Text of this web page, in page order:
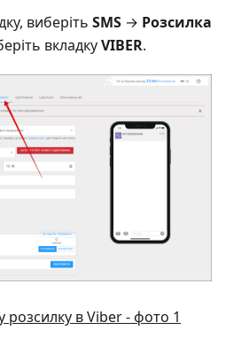
виберіть SMS → Розсилка
вкладкуVIBER.
розсилку в Viber - фото 1